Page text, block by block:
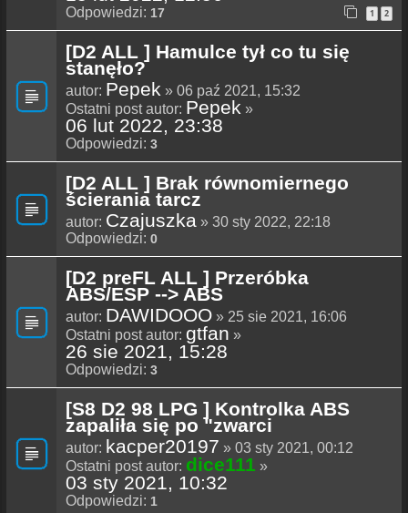
Odpowiedzi: 17 1 2
[D2 ALL ] Hamulce tył co tu się
stanęło?
autor: Pepek » 06 paź 2021, 15:32
Ostatni post autor: Pepek »
06 lut 2022, 23:38
Odpowiedzi: 3
[D2 ALL ] Brak równomiernego
ścierania tarcz
autor: Czajuszka » 30 sty 2022, 22:18
Odpowiedzi: 0
[D2 preFL ALL ] Przeróbka
ABS/ESP --> ABS
autor: DAWIDOOO » 25 sie 2021, 16:06
Ostatni post autor: gtfan »
26 sie 2021, 15:28
Odpowiedzi: 3
[S8 D2 98 LPG ] Kontrolka ABS
zapaliła się po "zwarci
autor: kacper20197 » 03 sty 2021, 00:12
Ostatni post autor: dice111 »
03 sty 2021, 10:32
Odpowiedzi: 1